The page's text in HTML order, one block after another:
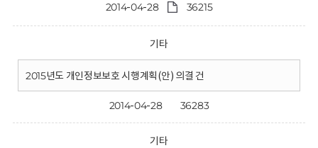
2014-04-28 36215
기타
2015년도 개인정보보호 시행계획(안) 의결 건
2014-04-28 36283
기타